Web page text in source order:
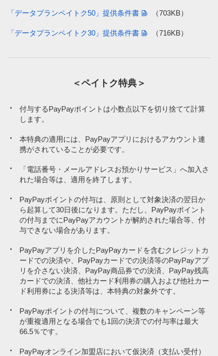
JR東日本グループ運営の加盟店での商品代
一部の公営競技投票券
調剤薬局併設のドラッグストアなどでのお支払いの場合に、ペイ
その他、一部のPayPay加盟店でペイトク特典の対象外となる場合が
ございます。
PayPay商品券による決済、「PayPayクレジット」以外の方法で、
PayPayアプリを介して行われるPayPayカード ゴールド、PayPay
カードその他のクレジットカードによる決済、他社カード利用券の
ず、PayPayポイントは付与されません。
ペイトク特典
PayPay（クレジット／残高／ポイント）でお支払いしても、以下はペ
PayPayほけん
PayPayポイントおよびPayPayマネーでのPayPayカードの請求金額
の支払い
ポイント運用
ソフトバンク／ワイモバイル／LINEMOの携帯電話料金
請求書払いサービス
電気、ガス、水道料金（電気、ガス、水道を提供する企業や店舗で
保険診療を取り扱う病院・医院など（自由診療に関する支払いを含
む）
調剤薬局※8
行政サービス利用料・自治体納付金（地方税等）
鉄道
寄付
ペイトク特典
PayPay（クレジット／残高／ポイント）でお支払いしても、以下はペ
PayPayほけん
PayPayポイントおよびPayPayマネーでのPayPayカードの請求金額
の支払い
ポイント運用
ソフトバンク／ワイモバイル／LINEMOの携帯電話料金
請求書払いサービス
電気、ガス、水道料金（電気、ガス、水道を提供する企業や店舗で
保険診療を取り扱う病院・医院など（自由診療に関する支払いを含
む）
調剤薬局※8
行政サービス利用料・自治体納付金（地方税等）
鉄道
寄付
「データプランペイトク50」提供条件書 （703KB）
「データプランペイトク30」提供条件書 （716KB）
＜ペイトク特典＞
付与するPayPayポイントは小数点以下を切り捨てて計算
します。
本特典の適用には、PayPayアプリにおけるアカウント連
携がされていることが必要です。
「電話番号・メールアドレスお預かりサービス」へ加入さ
れた場合等は、適用を終了します。
PayPayポイントの付与は、原則として対象決済の翌日か
ら起算して30日後になります。ただし、PayPayポイント
の付与までにPayPayアカウントが解約された場合等、付
与できない場合があります。
PayPayアプリを介したPayPayカードを含むクレジットカ
ードでの決済や、PayPayカードでの決済等のPayPayアプ
リを介さない決済、PayPay商品券での決済、PayPay残高
カードでの決済、他社カード利用券の購入および他社カー
ド利用券による決済等は、本特典の対象外です。
PayPayポイントの付与について、複数のキャンペーン等
が重複適用となる場合でも1回の決済での付与率は最大
66.5％です。
PayPayオンライン加盟店において仮決済（支払い受付）